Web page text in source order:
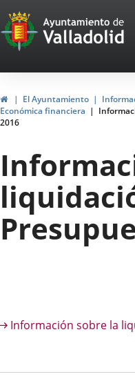
Portal
Web
del
de
Valladolid
HomeEl Ayuntamiento
Económica financiera
2016
Información sobre la